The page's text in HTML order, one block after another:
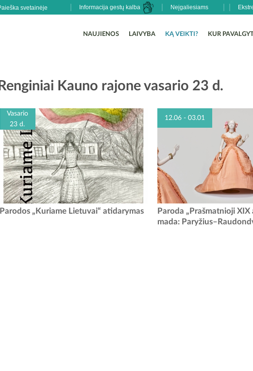
Neįgaliesiams
Informacija gestų kalba
NAUJIENOS LAIVYBA KĄ VEIKTI? KUR
Renginiai Kauno rajone vasario 23 d.
Vasario
23 d.
Garliavos kultūros centras kviečia į Kauno rajono
Parodos „Kuriame Lietuvai“ atidarymas
12.06 - 03.01
Nuo gruodžio 6 d. Kauno
atidaroma paroda „Prašmatnioji
Paroda „Prašmatnioji XIX
mada: